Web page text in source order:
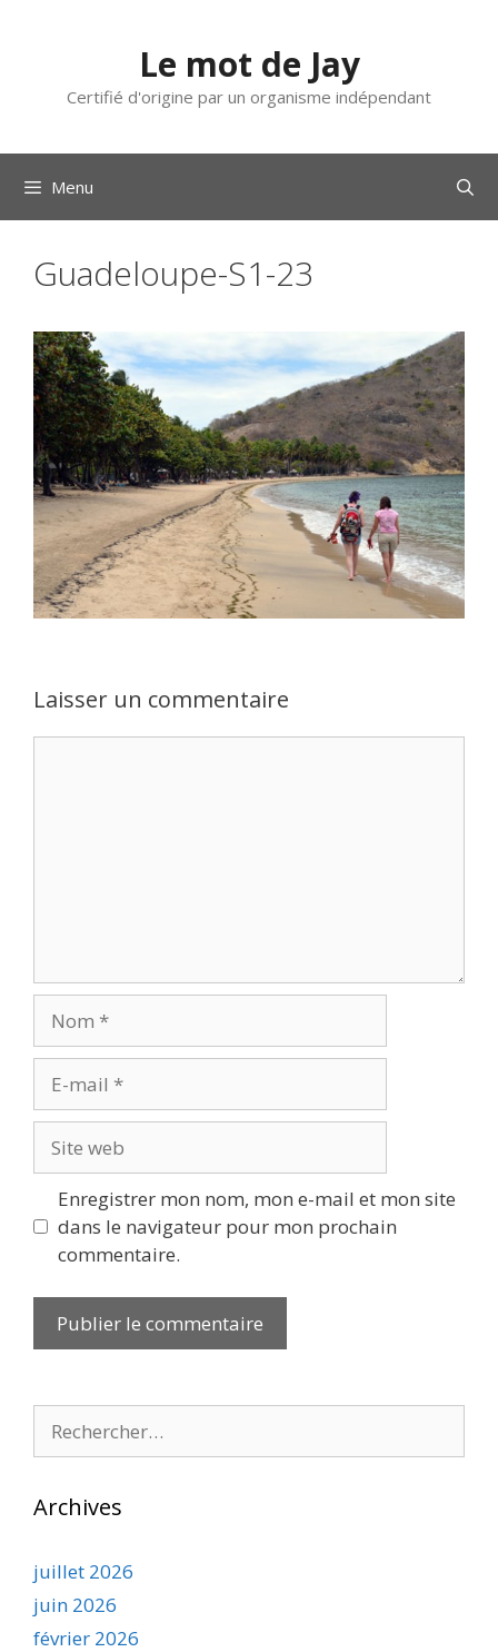
Le mot de Jay
Certifié d'origine par un organisme indépendant
Menu
Guadeloupe-S1-23
Laisser un commentaire
mail
web
Enregistrer mon nom, mon e-mail et mon site
dans le navigateur pour mon prochain
commentaire.
Archives
juillet 2026
juin 2026
février 2026